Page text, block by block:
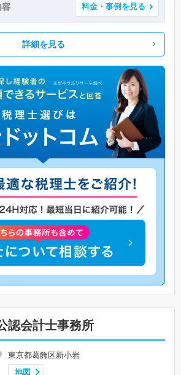
容 料金・事例を見る
詳細を見る
認会計士事務所
東京都葛飾区新小岩
地図